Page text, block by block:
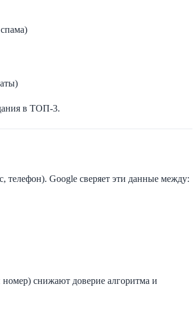
в ТОП-3.
телефон). Google сверяет эти данные между:
снижают доверие алгоритма и